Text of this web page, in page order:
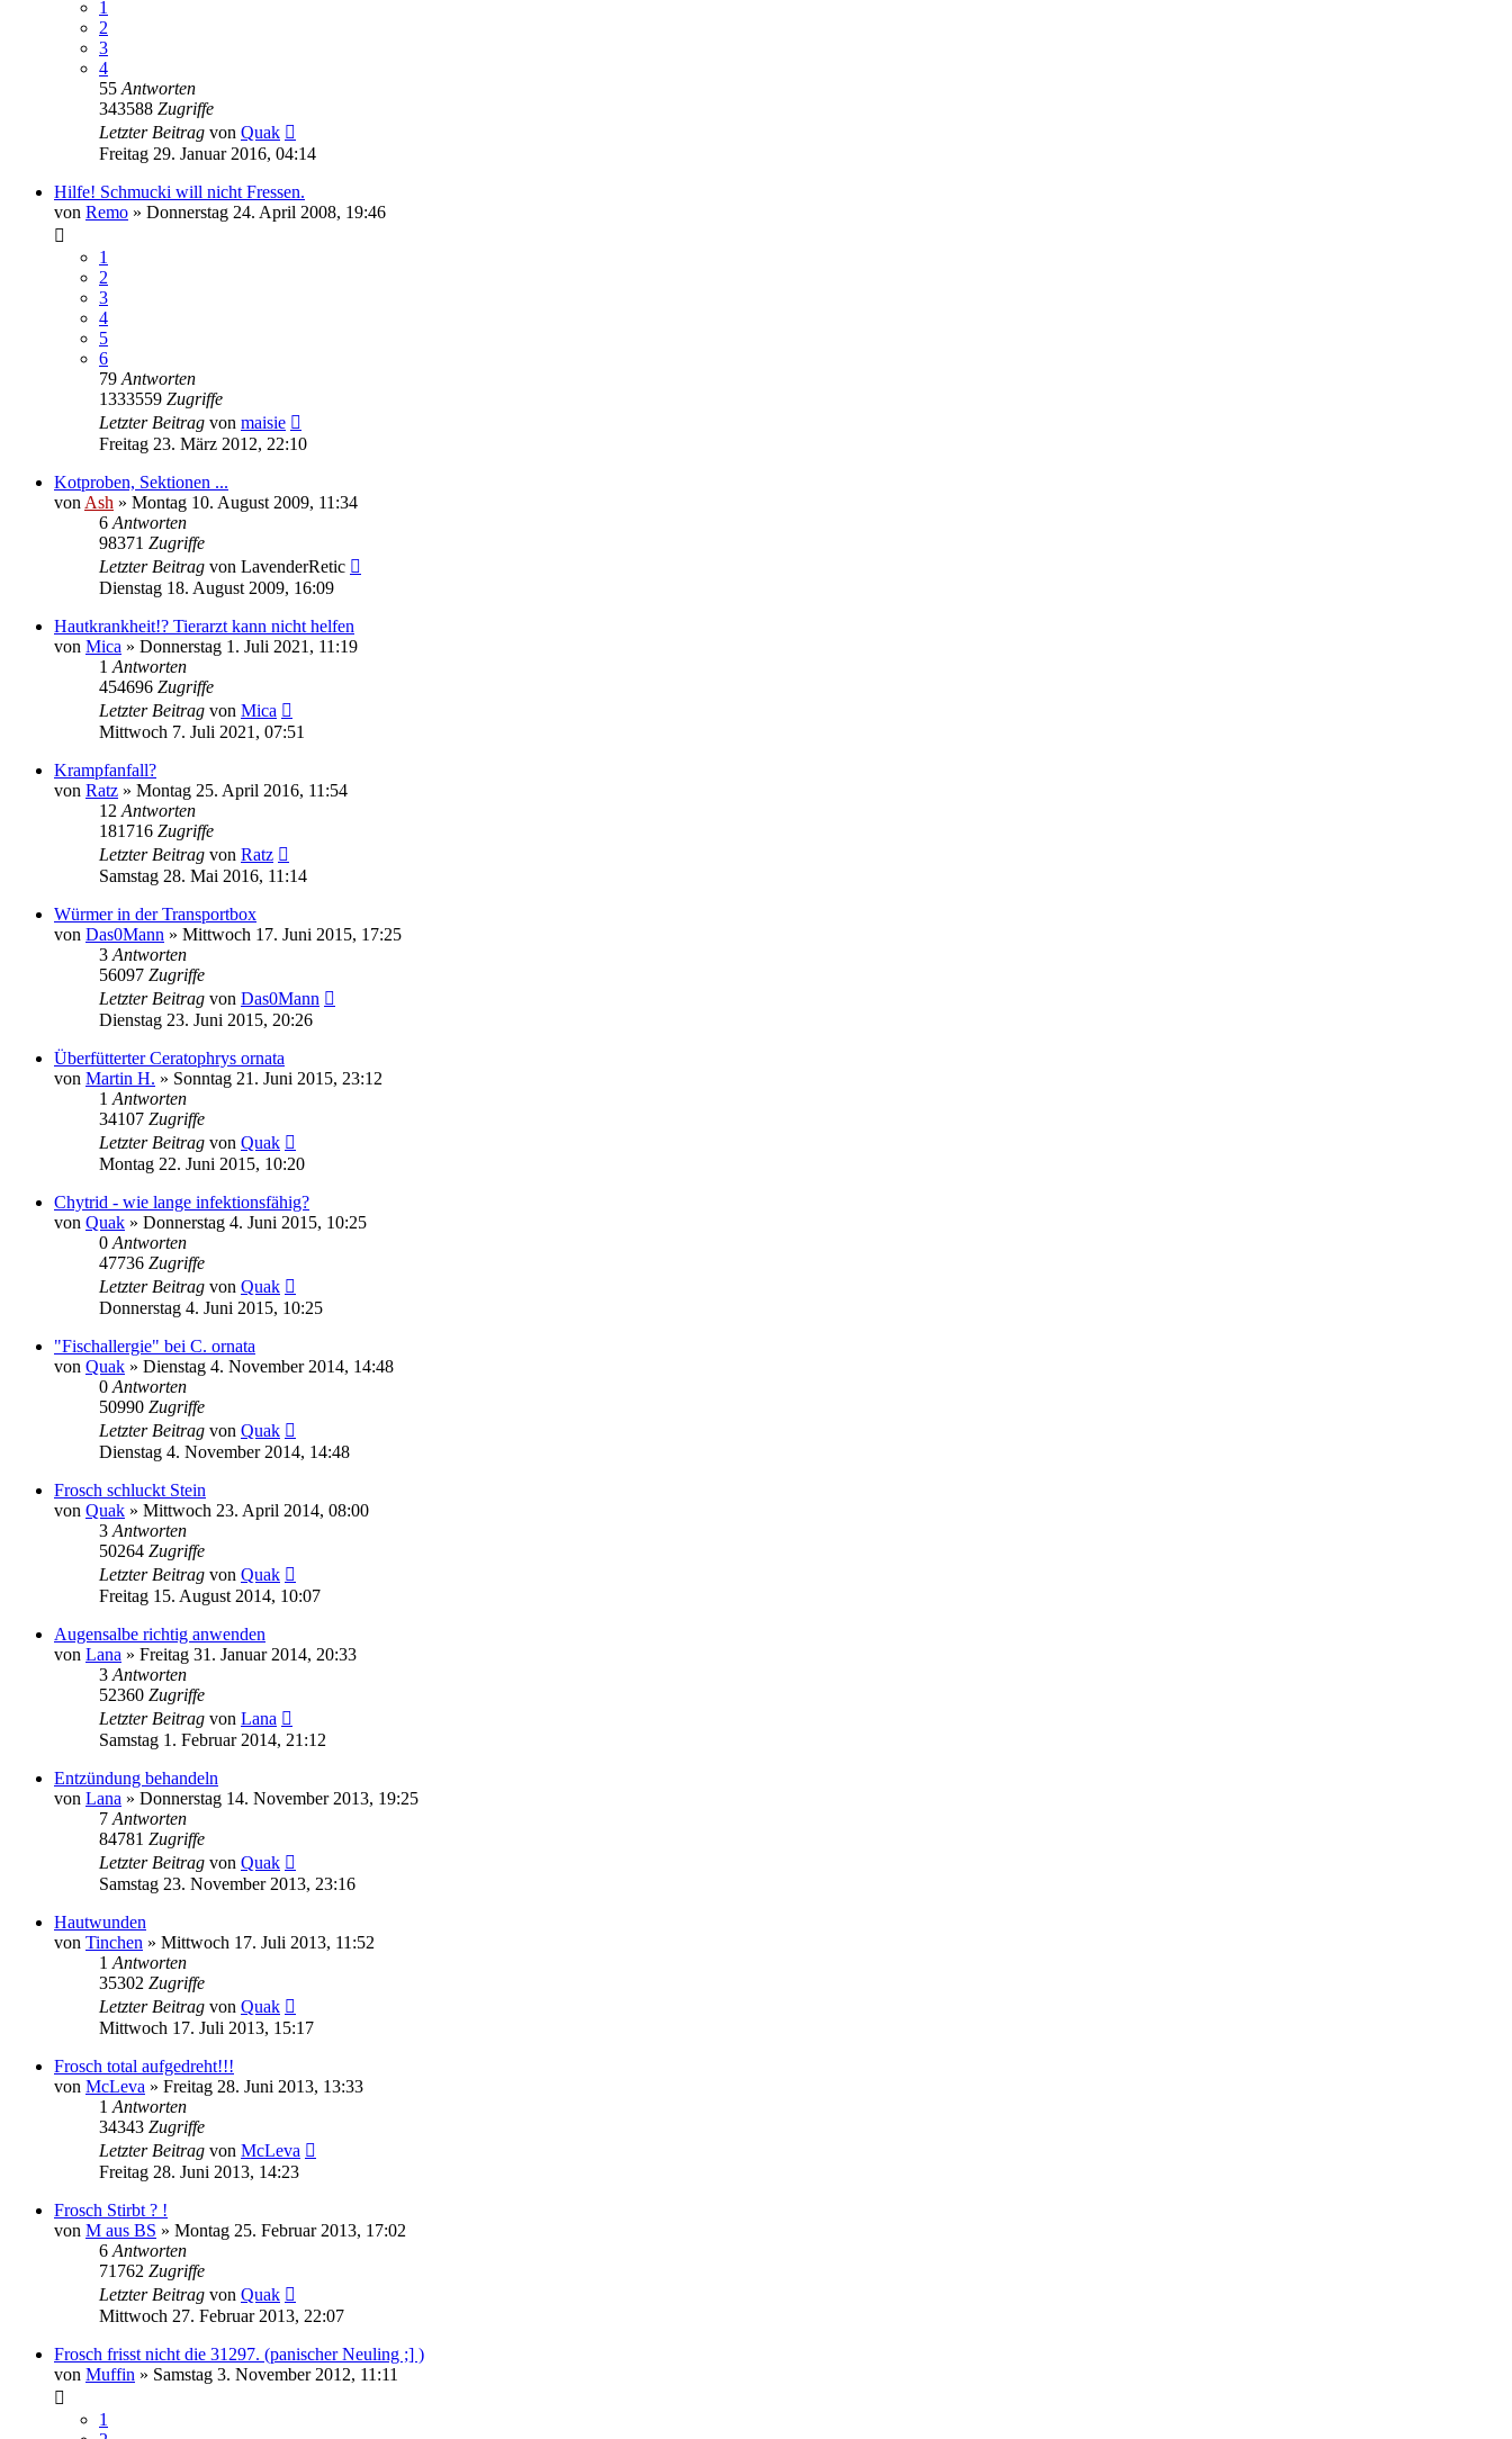
1
2
3
4
55 Antworten
343588 Zugriffe
Letzter Beitrag von Quak
Freitag 29. Januar 2016, 04:14
Hilfe! Schmucki will nicht Fressen.
von Remo » Donnerstag 24. April 2008, 19:46
1
2
3
4
5
6
79 Antworten
1333559 Zugriffe
Letzter Beitrag von maisie
Freitag 23. März 2012, 22:10
Kotproben, Sektionen ...
von Ash » Montag 10. August 2009, 11:34
6 Antworten
98371 Zugriffe
Letzter Beitrag von LavenderRetic
Dienstag 18. August 2009, 16:09
Hautkrankheit!? Tierarzt kann nicht helfen
von Mica » Donnerstag 1. Juli 2021, 11:19
1 Antworten
454696 Zugriffe
Letzter Beitrag von Mica
Mittwoch 7. Juli 2021, 07:51
Krampfanfall?
von Ratz » Montag 25. April 2016, 11:54
12 Antworten
181716 Zugriffe
Letzter Beitrag von Ratz
Samstag 28. Mai 2016, 11:14
Würmer in der Transportbox
von Das0Mann » Mittwoch 17. Juni 2015, 17:25
3 Antworten
56097 Zugriffe
Letzter Beitrag von Das0Mann
Dienstag 23. Juni 2015, 20:26
Überfütterter Ceratophrys ornata
von Martin H. » Sonntag 21. Juni 2015, 23:12
1 Antworten
34107 Zugriffe
Letzter Beitrag von Quak
Montag 22. Juni 2015, 10:20
Chytrid - wie lange infektionsfähig?
von Quak » Donnerstag 4. Juni 2015, 10:25
0 Antworten
47736 Zugriffe
Letzter Beitrag von Quak
Donnerstag 4. Juni 2015, 10:25
"Fischallergie" bei C. ornata
von Quak » Dienstag 4. November 2014, 14:48
0 Antworten
50990 Zugriffe
Letzter Beitrag von Quak
Dienstag 4. November 2014, 14:48
Frosch schluckt Stein
von Quak » Mittwoch 23. April 2014, 08:00
3 Antworten
50264 Zugriffe
Letzter Beitrag von Quak
Freitag 15. August 2014, 10:07
Augensalbe richtig anwenden
von Lana » Freitag 31. Januar 2014, 20:33
3 Antworten
52360 Zugriffe
Letzter Beitrag von Lana
Samstag 1. Februar 2014, 21:12
Entzündung behandeln
von Lana » Donnerstag 14. November 2013, 19:25
7 Antworten
84781 Zugriffe
Letzter Beitrag von Quak
Samstag 23. November 2013, 23:16
Hautwunden
von Tinchen » Mittwoch 17. Juli 2013, 11:52
1 Antworten
35302 Zugriffe
Letzter Beitrag von Quak
Mittwoch 17. Juli 2013, 15:17
Frosch total aufgedreht!!!
von McLeva » Freitag 28. Juni 2013, 13:33
1 Antworten
34343 Zugriffe
Letzter Beitrag von McLeva
Freitag 28. Juni 2013, 14:23
Frosch Stirbt ? !
von M aus BS » Montag 25. Februar 2013, 17:02
6 Antworten
71762 Zugriffe
Letzter Beitrag von Quak
Mittwoch 27. Februar 2013, 22:07
Frosch frisst nicht die 31297. (panischer Neuling ;] )
von Muffin » Samstag 3. November 2012, 11:11
1